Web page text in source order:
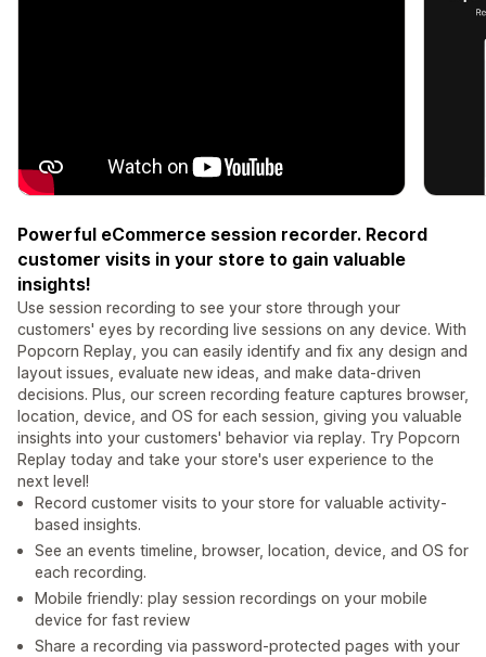
Powerful eCommerce session recorder. Record
customer visits in your store to gain valuable
insights!
Use session recording to see your store through your
customers' eyes by recording live sessions on any device. With
Popcorn Replay, you can easily identify and fix any design and
layout issues, evaluate new ideas, and make data-driven
decisions. Plus, our screen recording feature captures browser,
location, device, and OS for each session, giving you valuable
insights into your customers' behavior via replay. Try Popcorn
Replay today and take your store's user experience to the
next level!
Record customer visits to your store for valuable activity-
based insights.
See an events timeline, browser, location, device, and OS for
each recording.
Mobile friendly: play session recordings on your mobile
device for fast review
Share a recording via password-protected pages with your